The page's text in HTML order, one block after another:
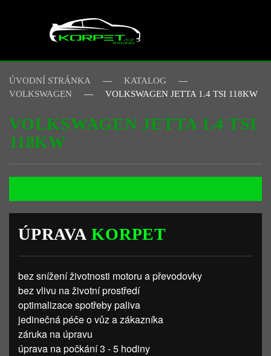
Skip to main content
ÚVODNÍ STRÁNKA
KATALOG
VOLKSWAGEN
VOLKSWAGEN JETTA 1.4 TSI 118KW
VOLKSWAGEN JETTA 1.4 TSI
118KW
ÚPRAVAKORPET
bez snížení životnosti motoru a převodovky
bez vlivu na životní prostředí
optimalizace spotřeby paliva
jedinečná péče o vůz a zákazníka
záruka na úpravu
úprava na počkání 3 - 5 hodiny